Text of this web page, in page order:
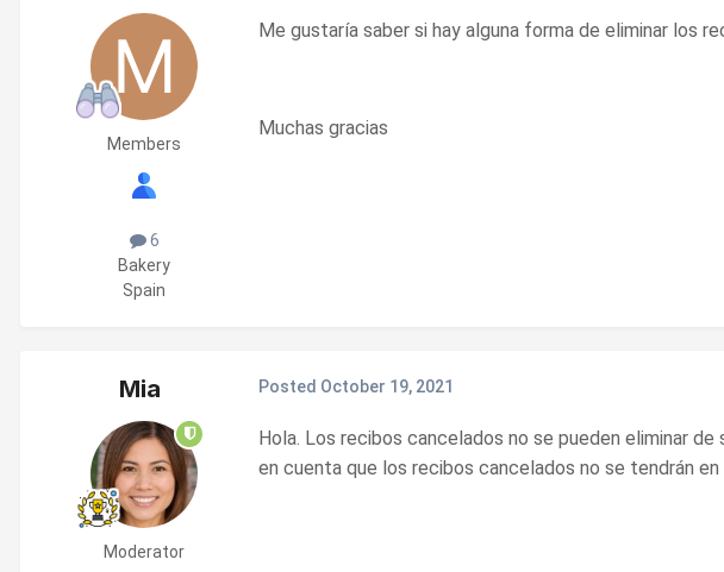
Members
6
Bakery
Spain
Me gustaría saber si hay alguna forma de eliminar los
Muchas gracias
Mia
Moderator
Posted October 19, 2021
Hola. Los recibos cancelados no se pueden eliminar
en cuenta que los recibos cancelados no se tendrán